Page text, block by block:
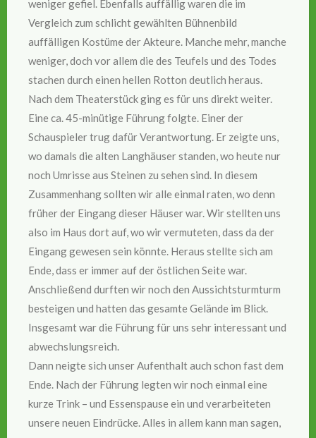
weniger gefiel. Ebenfalls auffällig waren die im
Vergleich zum schlicht gewählten Bühnenbild
auffälligen Kostüme der Akteure. Manche mehr, manche
weniger, doch vor allem die des Teufels und des Todes
stachen durch einen hellen Rotton deutlich heraus.
Nach dem Theaterstück ging es für uns direkt weiter.
Eine ca. 45-minütige Führung folgte. Einer der
Schauspieler trug dafür Verantwortung. Er zeigte uns,
wo damals die alten Langhäuser standen, wo heute nur
noch Umrisse aus Steinen zu sehen sind. In diesem
Zusammenhang sollten wir alle einmal raten, wo denn
früher der Eingang dieser Häuser war. Wir stellten uns
also im Haus dort auf, wo wir vermuteten, dass da der
Eingang gewesen sein könnte. Heraus stellte sich am
Ende, dass er immer auf der östlichen Seite war.
Anschließend durften wir noch den Aussichtsturmturm
besteigen und hatten das gesamte Gelände im Blick.
Insgesamt war die Führung für uns sehr interessant und
abwechslungsreich.
Dann neigte sich unser Aufenthalt auch schon fast dem
Ende. Nach der Führung legten wir noch einmal eine
kurze Trink – und Essenspause ein und verarbeiteten
unsere neuen Eindrücke. Alles in allem kann man sagen,